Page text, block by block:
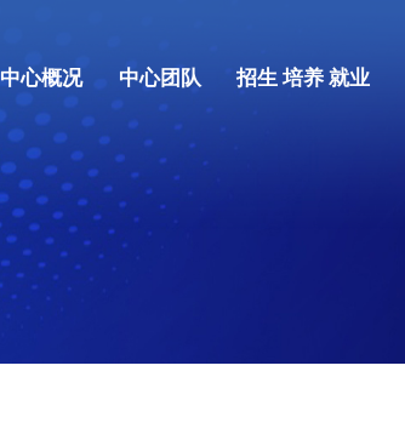
中心概况 中心团队 招生 培养 就业